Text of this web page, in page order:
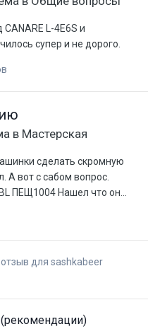
L-4E6S и
супер и не дорого.
в Мастерская
сделать скромную
А вот с сабом вопрос.
ПЕЩ1004 Нашел что он...
для sashkabeer